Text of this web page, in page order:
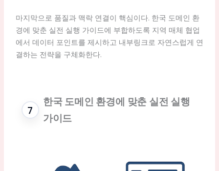
마지막으로 품질과 맥락 연결이 핵심이다. 한국 도메인 환
경에 맞춘 실전 실행 가이드에 부합하도록 지역 매체 협업
에서 데이터 포인트를 제시하고 내부링크로 자연스럽게 연
결하는 전략을 구체화한다.
한국 도메인 환경에 맞춘 실전 실행
가이드